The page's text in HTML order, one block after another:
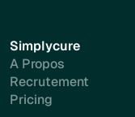
Simplycure
A Propos
Recrutement
Pricing